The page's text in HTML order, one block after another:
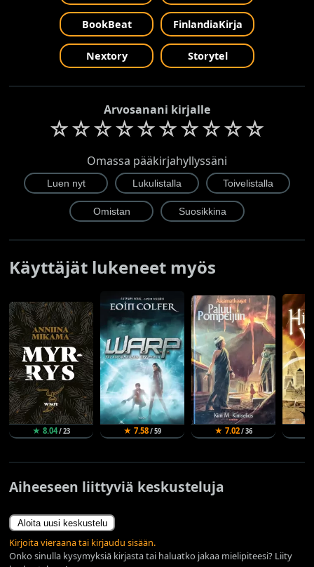
BookBeat FinlandiaKirja
Nextory Storytel
Arvosanani kirjalle
☆☆☆☆☆☆☆☆☆☆
Omassa pääkirjahyllyssäni
Käyttäjät lukeneet myös
★ 8.04/ 23 ★ 7.58/ 59 ★ 7.02/ 36
Aiheeseen liittyviä keskusteluja
Aloita uusi keskustelu
Kirjoita vieraana tai kirjaudu sisään.
Onko sinulla kysymyksiä kirjasta tai haluatko jakaa mielipiteesi? Liity